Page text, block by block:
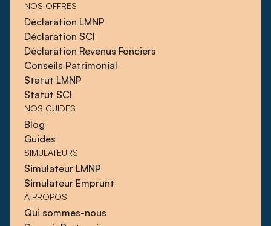
NOS OFFRES
Déclaration LMNP
Déclaration SCI
Déclaration Revenus Fonciers
Conseils Patrimonial
Statut LMNP
Statut SCI
NOS GUIDES
Blog
Guides
SIMULATEURS
Simulateur LMNP
Simulateur Emprunt
À PROPOS
Qui sommes-nous